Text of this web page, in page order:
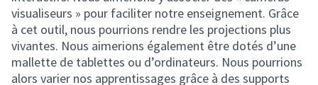
visualiseurs » pour faciliter notre enseignement. Grâce
à cet outil, nous pourrions rendre les projections plus
vivantes. Nous aimerions également être dotés d’une
mallette de tablettes ou d’ordinateurs. Nous pourrions
alors varier nos apprentissages grâce à des supports